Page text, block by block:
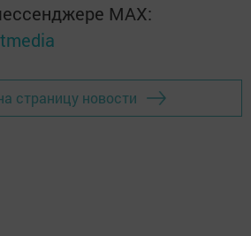
MАХ:
страницу новости